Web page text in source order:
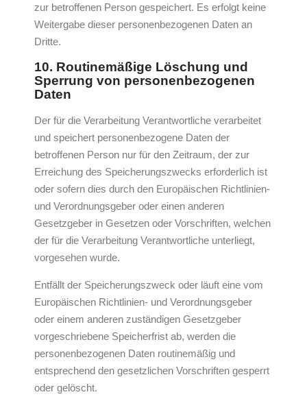
zur betroffenen Person gespeichert. Es erfolgt keine
Weitergabe dieser personenbezogenen Daten an
Dritte.
10. Routinemäßige Löschung und
Sperrung von personenbezogenen
Daten
Der für die Verarbeitung Verantwortliche verarbeitet
und speichert personenbezogene Daten der
betroffenen Person nur für den Zeitraum, der zur
Erreichung des Speicherungszwecks erforderlich ist
oder sofern dies durch den Europäischen Richtlinien-
und Verordnungsgeber oder einen anderen
Gesetzgeber in Gesetzen oder Vorschriften, welchen
der für die Verarbeitung Verantwortliche unterliegt,
vorgesehen wurde.
Entfällt der Speicherungszweck oder läuft eine vom
Europäischen Richtlinien- und Verordnungsgeber
oder einem anderen zuständigen Gesetzgeber
vorgeschriebene Speicherfrist ab, werden die
personenbezogenen Daten routinemäßig und
entsprechend den gesetzlichen Vorschriften gesperrt
oder gelöscht.